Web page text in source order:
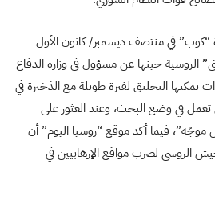
في منتصف ديسمبر/ كانون الأول
الروسية حينها عن مسؤول في وزارة الدفاع
يمكنها التحليق لفترة طويلة مع الذخيرة في
في وضع البحث، وعند العثور على
فيما أكد موقع “روسيا اليوم” أن
الروسي لضرب مواقع الإرهابيين في